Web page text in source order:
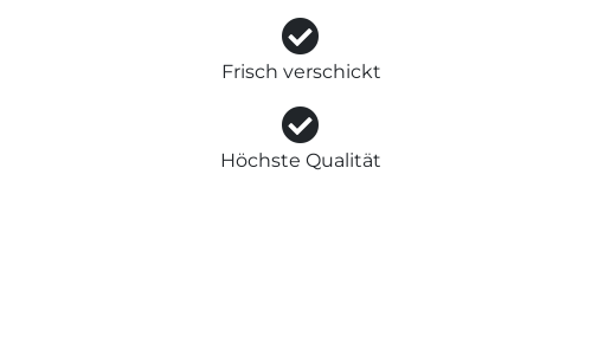
Frisch verschickt
Höchste Qualität